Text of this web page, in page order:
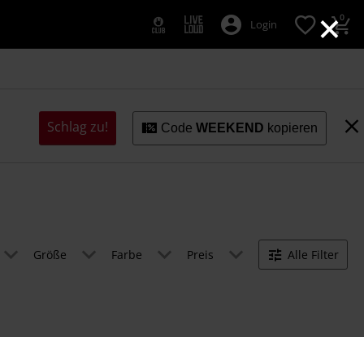
×
Login 0
Schlag zu! CodeWEEKEND kopieren
Größe Farbe Preis Alle Filter